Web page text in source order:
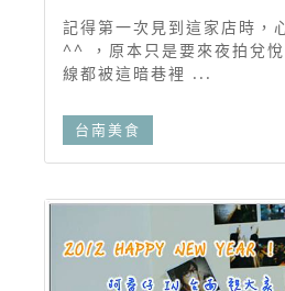
記得第一次見到這家店時，
^^ ，原本只是要來夜拍兌
線都被這暗巷裡 ...
台南美食